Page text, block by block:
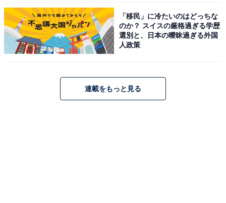
1800円のコーヒー豆セットは、「ドミニカンブレンド
2002」「マイルドブレンド」が各200gと、コーヒーチケ
ット（5枚）。合計価格2980円から1180円引きです。
3400円のコーヒー豆セットは、「ドミニカンブレンド
2002」「マイルドブレンド」「ハワイコナブレンド」が
「移民」に冷たいのはどっちな
のか？ スイスの厳格過ぎる学歴
選別と、日本の曖昧過ぎる外国
人政策
連載をもっと見る